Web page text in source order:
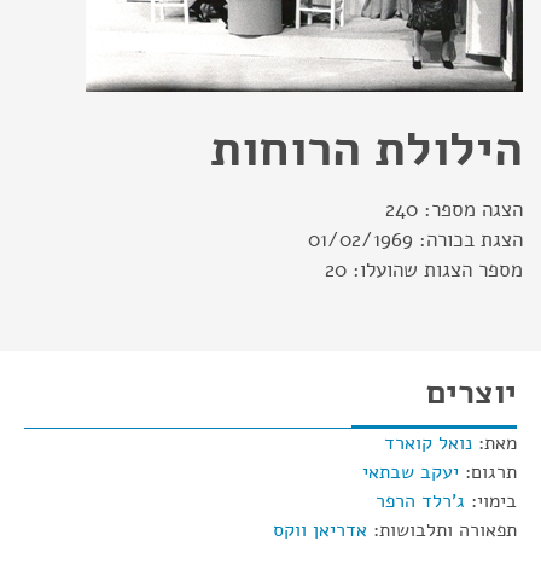
הילולת הרוחות
הצגה מספר: 240
הצגת בכורה: 01/02/1969
מספר הצגות שהועלו: 20
יוצרים
מאת: נואל קוארד
תרגום: יעקב שבתאי
בימוי: ג'רלד הרפר
תפאורה ותלבושות: אדריאן ווקס